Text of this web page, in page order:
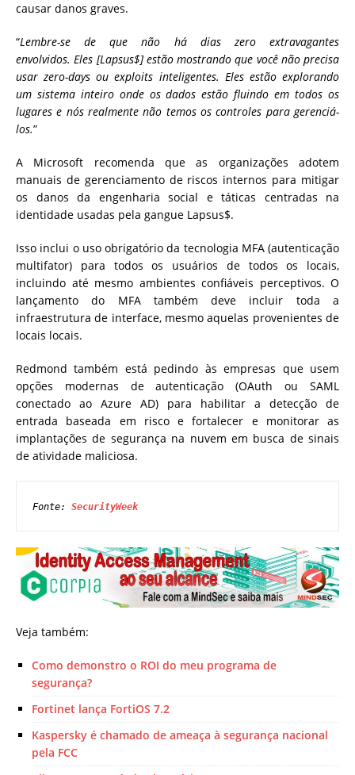
causar danos graves.
“Lembre-se de que não há dias zero extravagantes
envolvidos. Eles [Lapsus$] estão mostrando que você não precisa
usar zero-days ou exploits inteligentes. Eles estão explorando
um sistema inteiro onde os dados estão fluindo em todos os
lugares e nós realmente não temos os controles para gerenciá-
los.”
A Microsoft recomenda que as organizações adotem
manuais de gerenciamento de riscos internos para mitigar
os danos da engenharia social e táticas centradas na
identidade usadas pela gangue Lapsus$.
Isso inclui o uso obrigatório da tecnologia MFA (autenticação
multifator) para todos os usuários de todos os locais,
incluindo até mesmo ambientes confiáveis ​​perceptivos. O
lançamento do MFA também deve incluir toda a
infraestrutura de interface, mesmo aquelas provenientes de
locais locais.
Redmond também está pedindo às empresas que usem
opções modernas de autenticação (OAuth ou SAML
conectado ao Azure AD) para habilitar a detecção de
entrada baseada em risco e fortalecer e monitorar as
implantações de segurança na nuvem em busca de sinais
de atividade maliciosa.
Fonte: SecurityWeek
Veja também:
Como demonstro o ROI do meu programa de
segurança?
Fortinet lança FortiOS 7.2
Kaspersky é chamado de ameaça à segurança nacional
pela FCC